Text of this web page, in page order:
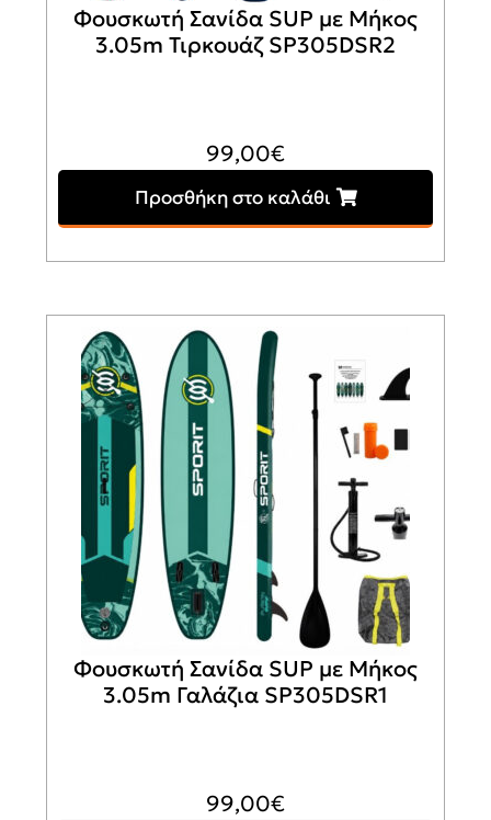
Φουσκωτή Σανίδα SUP με Μήκος
3.05m Τιρκουάζ SP305DSR2
99,00€
Προσθήκη στο καλάθι
Φουσκωτή Σανίδα SUP με Μήκος
3.05m Γαλάζια SP305DSR1
99,00€